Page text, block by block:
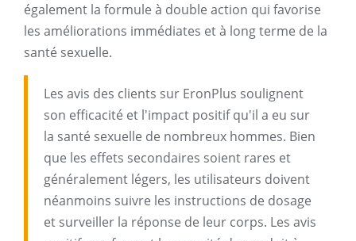
également la formule à double action qui favorise
les améliorations immédiates et à long terme de la
santé sexuelle.
Les avis des clients sur EronPlus soulignent
son efficacité et l'impact positif qu'il a eu sur
la santé sexuelle de nombreux hommes. Bien
que les effets secondaires soient rares et
généralement légers, les utilisateurs doivent
néanmoins suivre les instructions de dosage
et surveiller la réponse de leur corps. Les avis